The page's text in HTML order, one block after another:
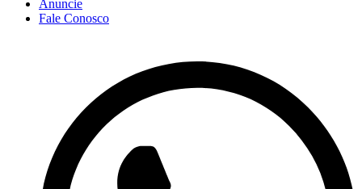
Anuncie
Fale Conosco